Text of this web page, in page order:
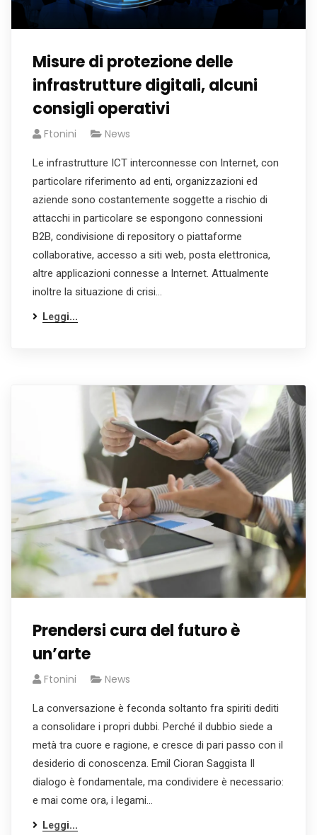
Misure di protezione delle
infrastrutture digitali, alcuni
consigli operativi
Ftonini News
Le infrastrutture ICT interconnesse con Internet, con
particolare riferimento ad enti, organizzazioni ed
aziende sono costantemente soggette a rischio di
attacchi in particolare se espongono connessioni
B2B, condivisione di repository o piattaforme
collaborative, accesso a siti web, posta elettronica,
altre applicazioni connesse a Internet. Attualmente
inoltre la situazione di crisi…
Leggi...
Prendersi cura del futuro è
un’arte
Ftonini News
La conversazione è feconda soltanto fra spiriti dediti
a consolidare i propri dubbi. Perché il dubbio siede a
metà tra cuore e ragione, e cresce di pari passo con il
desiderio di conoscenza. Emil Cioran Saggista Il
dialogo è fondamentale, ma condividere è necessario:
e mai come ora, i legami…
Leggi...